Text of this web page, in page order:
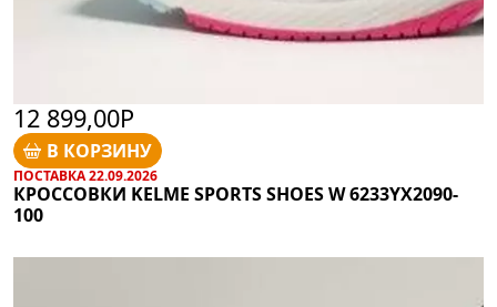
12 899,00Р
В КОРЗИНУ
ПОСТАВКА 22.09.2026
КРОССОВКИ KELME SPORTS SHOES W 6233YX2090-
100